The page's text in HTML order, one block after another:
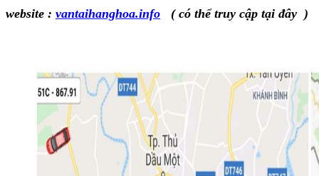
website : vantaihanghoa.info ( có thể truy cập tại đây )